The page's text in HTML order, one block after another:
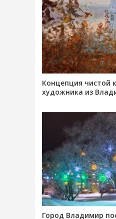
Концепция чистой
художника из
Город Владимир